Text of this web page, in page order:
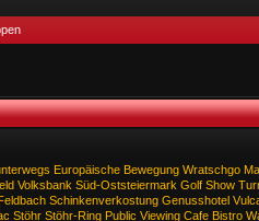
Europäische Bewegung Wratschgo
Volksbank Süd-Oststeiermark Golf Show
Schinkenverkostung Genusshotel
Stöhr Stöhr-Ring Public Viewing Cafe Bistro